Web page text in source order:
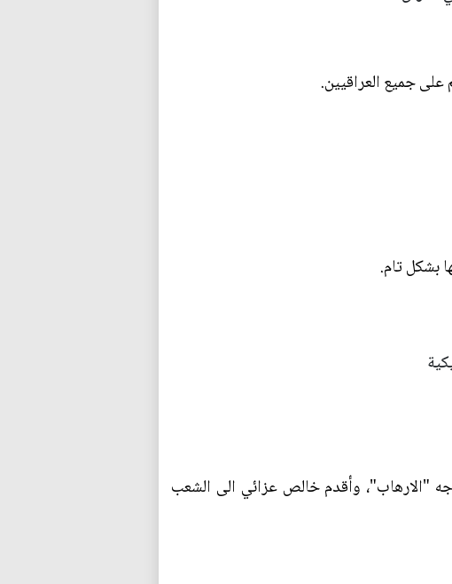
جميع العراقيين.
بشكل تام.
"الارهاب"، وأقدم خالص عزائي الى الشعب